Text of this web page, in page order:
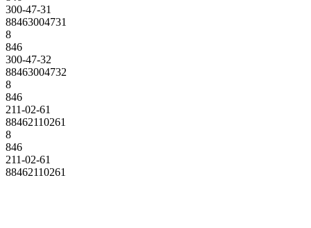
300-47-31
88463004731
8
846
300-47-32
88463004732
8
846
211-02-61
88462110261
8
846
211-02-61
88462110261